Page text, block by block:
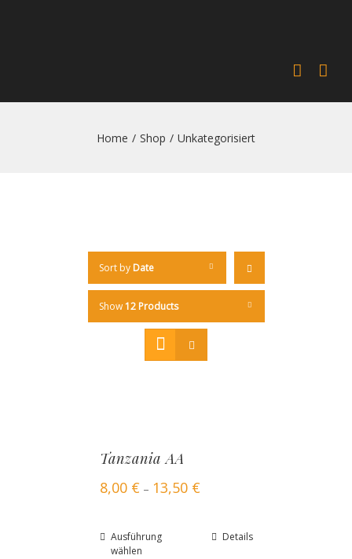
Home / Shop / Unkategorisiert
Sort by Date
Show12 Products
Tanzania AA
8,00 € – 13,50 €
Ausführung
wählen
Details